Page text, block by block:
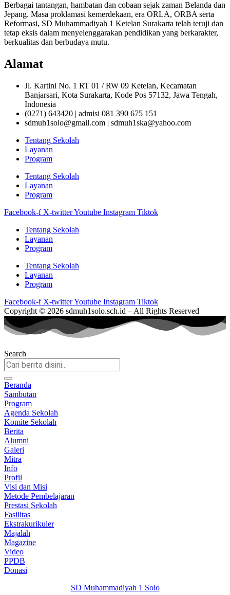
Berbagai tantangan, hambatan dan cobaan sejak zaman Belanda dan
Jepang. Masa proklamasi kemerdekaan, era ORLA, ORBA serta
Reformasi, SD Muhammadiyah 1 Ketelan Surakarta telah teruji dan
tetap eksis dalam menyelenggarakan pendidikan yang berkarakter,
berkualitas dan berbudaya mutu.
Alamat
Jl. Kartini No. 1 RT 01 / RW 09 Ketelan, Kecamatan
Banjarsari, Kota Surakarta, Kode Pos 57132, Jawa Tengah,
Indonesia
(0271) 643420 | admisi 081 390 675 151
sdmuh1solo@gmail.com | sdmuh1ska@yahoo.com
Tentang Sekolah
Layanan
Program
Tentang Sekolah
Layanan
Program
Facebook-f X-twitterYoutube Instagram Tiktok
Tentang Sekolah
Layanan
Program
Tentang Sekolah
Layanan
Program
Facebook-f X-twitterYoutube Instagram Tiktok
Copyright © 2026 sdmuh1solo.sch.id – All Rights Reserved
Search
Beranda
Sambutan
Program
Agenda Sekolah
Komite Sekolah
Berita
Alumni
Galeri
Mitra
Info
Profil
Visi dan Misi
Metode Pembelajaran
Prestasi Sekolah
Fasilitas
Ekstrakurikuler
Majalah
Magazine
Video
PPDB
Donasi
SD Muhammadiyah 1 Solo